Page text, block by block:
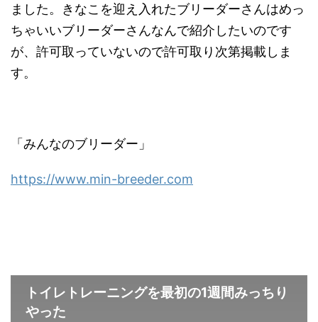
ました。きなこを迎え入れたブリーダーさんはめっ
ちゃいいブリーダーさんなんで紹介したいのです
が、許可取っていないので許可取り次第掲載しま
す。
「みんなのブリーダー」
https://www.min-breeder.com
トイレトレーニングを最初の1週間みっちり
やった